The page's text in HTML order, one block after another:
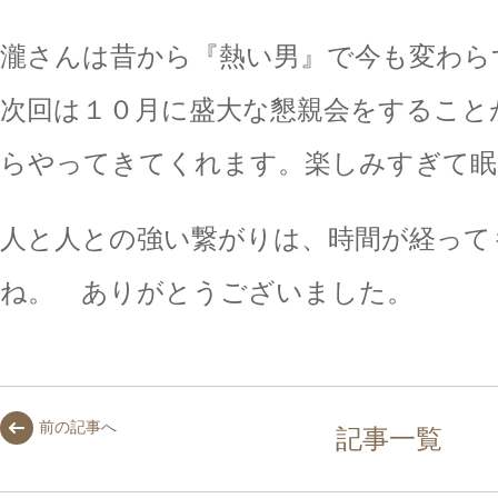
瀧さんは昔から『熱い男』で今も変わ
次回は１０月に盛大な懇親会をするこ
らやってきてくれます。楽しみすぎて
人と人との強い繋がりは、時間が経っ
ね。 ありがとうございました。
前の記事へ 記事一覧